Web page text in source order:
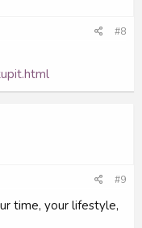
#8
#9
time, your lifestyle,